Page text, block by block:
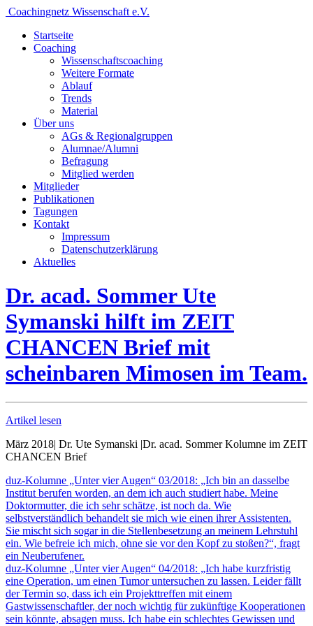
Coachingnetz Wissenschaft e.V.
Startseite
Coaching
Wissenschafts­coaching
Weitere Formate
Ablauf
Trends
Material
Über uns
AGs & Regionalgruppen
Alumnae/Alumni
Befragung
Mitglied werden
Mitglieder
Publikationen
Tagungen
Kontakt
Impressum
Datenschutzerklärung
Aktuelles
Dr. acad. Sommer Ute
Symanski hilft im ZEIT
CHANCEN Brief mit
scheinbaren Mimosen im Team.
Artikel lesen
März 2018| Dr. Ute Symanski |Dr. acad. Sommer Kolumne im ZEIT
CHANCEN Brief
duz-Kolumne „Unter vier Augen“ 03/2018: „Ich bin an dasselbe
Institut berufen worden, an dem ich auch studiert habe. Meine
Doktormutter, die ich sehr schätze, ist noch da. Wie
selbstverständlich behandelt sie mich wie einen ihrer Assistenten.
Sie mischt sich sogar in die Stellenbesetzung an meinem Lehrstuhl
ein. Wie befreie ich mich, ohne sie vor den Kopf zu stoßen?“, fragt
ein Neuberufener.
duz-Kolumne „Unter vier Augen“ 04/2018: „Ich habe kurzfristig
eine Operation, um einen Tumor untersuchen zu lassen. Leider fällt
der Termin so, dass ich ein Projekttreffen mit einem
Gastwissenschaftler, der noch wichtig für zukünftige Kooperationen
sein könnte, absagen muss. Ich habe ein schlechtes Gewissen und